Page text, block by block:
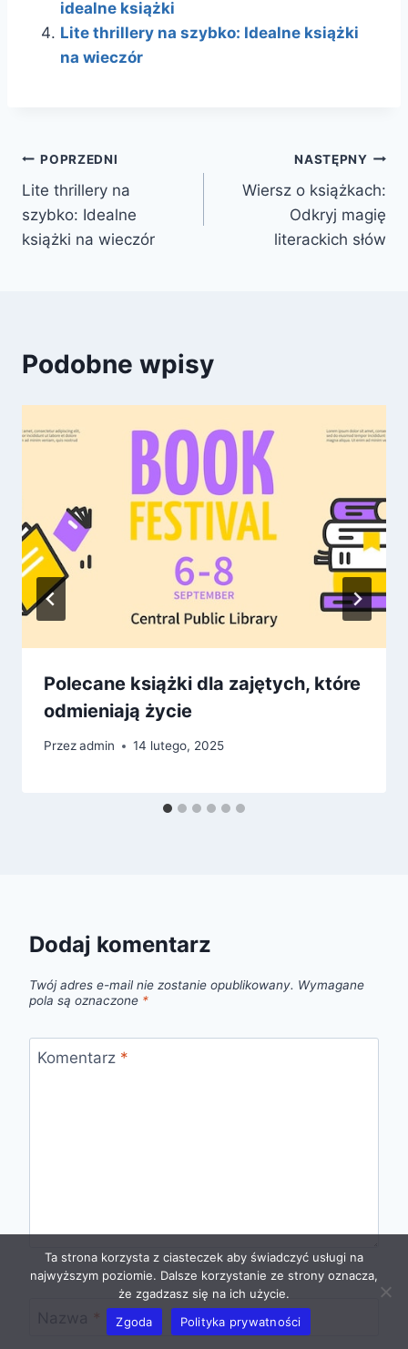
idealne książki
Lite thrillery na szybko: Idealne książki
na wieczór
Nawigacja
wpisu
POPRZEDNI
Lite thrillery na
szybko: Idealne
książki na wieczór
NASTĘPNY
Wiersz o książkach:
Odkryj magię
literackich słów
Podobne wpisy
Polecane książki dla zajętych, które
odmieniają życie
Przezadmin 14 lutego, 2025
Dodaj komentarz
Twój adres e-mail nie zostanie opublikowany. Wymagane
pola są oznaczone *
Komentarz *
*
Ta strona korzysta z ciasteczek aby świadczyć usługi na
najwyższym poziomie. Dalsze korzystanie ze strony oznacza,
że zgadzasz się na ich użycie.
Zgoda
Polityka prywatności